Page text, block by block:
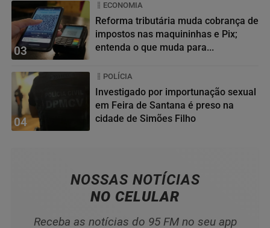
03
ECONOMIA
Reforma tributária muda cobrança de
impostos nas maquininhas e Pix;
entenda o que muda para...
04
POLÍCIA
Investigado por importunação sexual
em Feira de Santana é preso na
cidade de Simões Filho
NOSSAS NOTÍCIAS
NO CELULAR
Receba as notícias do 95 FM no seu app